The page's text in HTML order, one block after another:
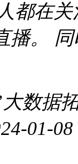
都在
播。
数据
01-